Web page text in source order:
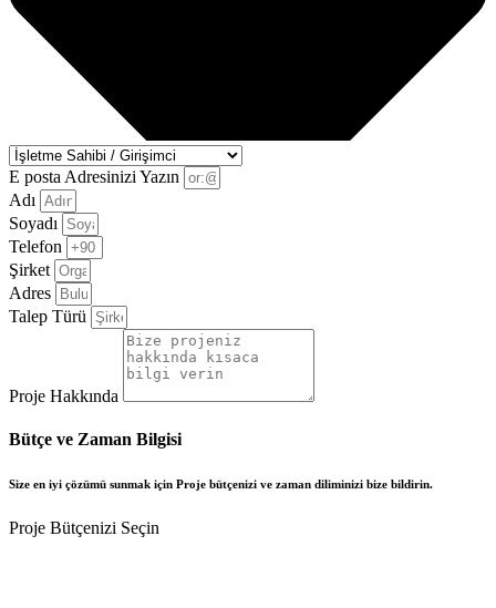
E posta Adresinizi Yazın
Adı
Soyadı
Telefon
Şirket
Adres
Talep Türü
Proje Hakkında
Bütçe ve Zaman Bilgisi
Size en iyi çözümü sunmak için Proje bütçenizi ve zaman diliminizi bize bildirin.
Proje Bütçenizi Seçin